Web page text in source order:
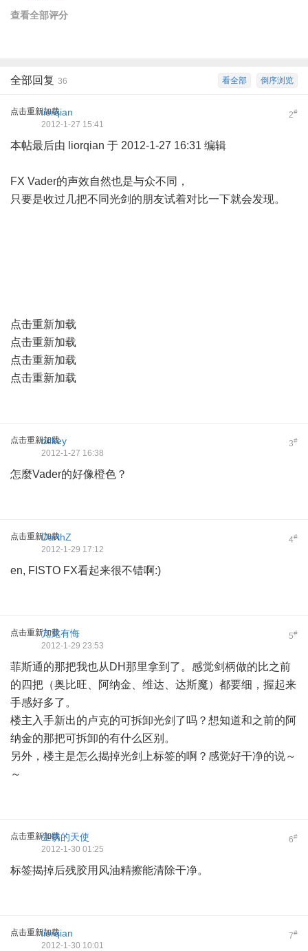
查看全部评分
倒序浏览
看全部
全部回复 36
点击重新加载 2#
liorqian
2012-1-27 15:41
本帖最后由 liorqian 于 2012-1-27 16:31 编辑
FX Vader的声效自然也是与众不同，
只要是收过几把不同光剑的朋友试着对比一下就会发现。
点击重新加载
点击重新加载
点击重新加载
点击重新加载
点击重新加载 3#
bckey
2012-1-27 16:38
怎麼Vader的好像橙色？
点击重新加载 4#
DarthZ
2012-1-29 17:12
en, FISTO FX看起来很不错啊:)
点击重新加载 5#
亢龙有悔
2012-1-29 23:53
菲斯通的那把我也从DH那里拿到了。感觉剑柄做的比之前
的四把（奥比旺、阿纳金、维达、达斯魔）都要细，握起来
手感好多了。
楼主入手新出的卢克的可拆卸光剑了吗？想知道和之前的阿
纳金的那把可拆卸的有什么区别。
另外，楼主是怎么揭掉光剑上标签的啊？感觉好干净的说～
～
点击重新加载 6#
生锈的天使
2012-1-30 01:25
标签揭掉后残胶用风油精擦能清除干净。
点击重新加载 7#
liorqian
2012-1-30 10:01